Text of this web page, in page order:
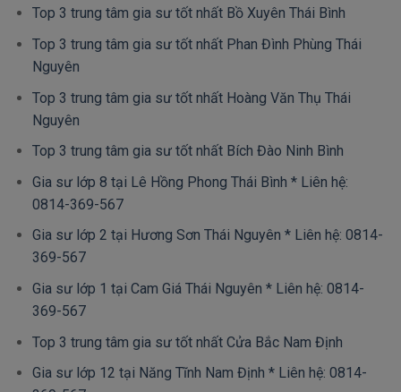
Top 3 trung tâm gia sư tốt nhất Bồ Xuyên Thái Bình
Top 3 trung tâm gia sư tốt nhất Phan Đình Phùng Thái
Nguyên
Top 3 trung tâm gia sư tốt nhất Hoàng Văn Thụ Thái
Nguyên
Top 3 trung tâm gia sư tốt nhất Bích Đào Ninh Bình
Gia sư lớp 8 tại Lê Hồng Phong Thái Bình * Liên hệ:
0814-369-567
Gia sư lớp 2 tại Hương Sơn Thái Nguyên * Liên hệ: 0814-
369-567
Gia sư lớp 1 tại Cam Giá Thái Nguyên * Liên hệ: 0814-
369-567
Top 3 trung tâm gia sư tốt nhất Cửa Bắc Nam Định
Gia sư lớp 12 tại Năng Tĩnh Nam Định * Liên hệ: 0814-